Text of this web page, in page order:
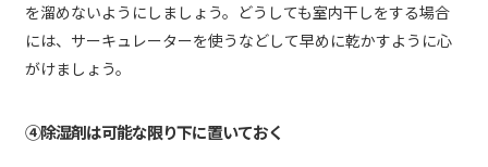
を溜めないようにしましょう。どうしても室内干しをする場合
には、サーキュレーターを使うなどして早めに乾かすように心
がけましょう。
④除湿剤は可能な限り下に置いておく